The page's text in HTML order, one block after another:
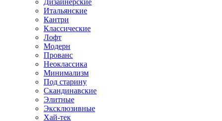
Дизайнерские
Итальянские
Кантри
Классические
Лофт
Модерн
Прованс
Неоклассика
Минимализм
Под старину
Скандинавские
Элитные
Эксклюзивные
Хай-тек